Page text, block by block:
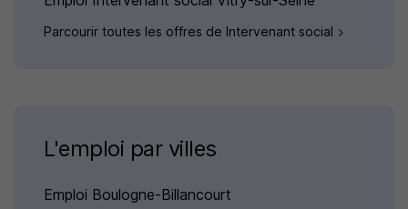
Parcourir toutes les offres de Intervenant social
L'emploi par villes
Emploi Boulogne-Billancourt